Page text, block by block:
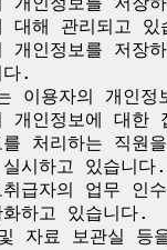
대해 관리되고 있
인정보를 저장
다.
용자의 개인정
인정보에 대한
처리하는 직원
시하고 있습니다.
급자의 업무 인
하고 있습니다.
자료 보관실 등